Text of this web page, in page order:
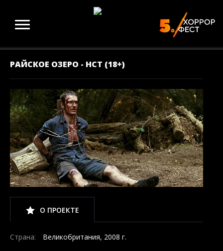
РАЙСКОЕ ОЗЕРО - НСТ (18+)
О ПРОЕКТЕ
Страна: Великобритания, 2008 г.